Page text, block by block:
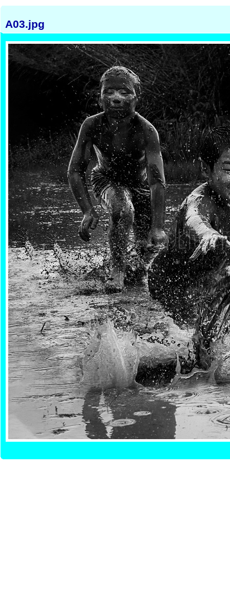
A03.jpg